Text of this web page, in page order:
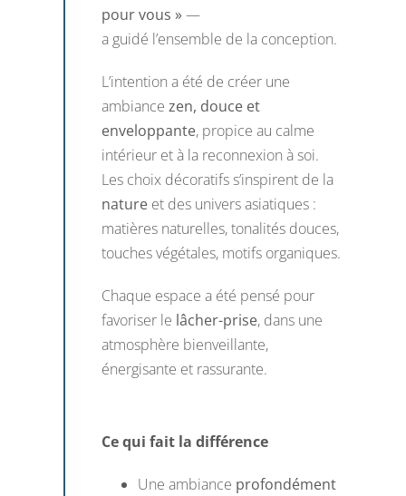
pour vous »—
a guidé l’ensemble de la conception.
L’intention a été de créer une
ambiance zen, douce et
enveloppante, propice au calme
intérieur et à la reconnexion à soi.
Les choix décoratifs s’inspirent de la
natureet des univers asiatiques :
matières naturelles, tonalités douces,
touches végétales, motifs organiques.
Chaque espace a été pensé pour
favoriser le lâcher-prise, dans une
atmosphère bienveillante,
énergisante et rassurante.
Ce qui fait la différence
Une ambiance profondément